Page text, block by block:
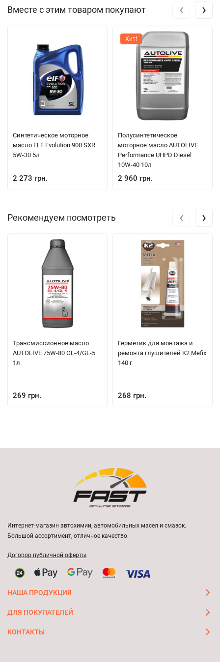
Вместе с этим товаром покупают
Синтетическое моторное
масло ELF Evolution 900 SXR
5W-30 5л
2 273 грн.
Хит!
Полуcинтетическое
моторное масло AUTOLIVE
Performance UHPD Diesel
10W-40 10л
2 960 грн.
‹ ›
Рекомендуем посмотреть
Трансмиссионное масло
AUTOLIVE 75W-80 GL-4/GL-5
1л
269 грн.
Герметик для монтажа и
ремонта глушителей K2 Mefix
140 г
268 грн.
‹ ›
Интернет-магазин автохимии, автомобильных масел и смазок.
Большой ассортимент, отличное качество.
Договор публичной оферты
НАША ПРОДУКЦИЯ
ДЛЯ ПОКУПАТЕЛЕЙ
КОНТАКТЫ